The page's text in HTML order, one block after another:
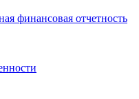
финансовая отчетность